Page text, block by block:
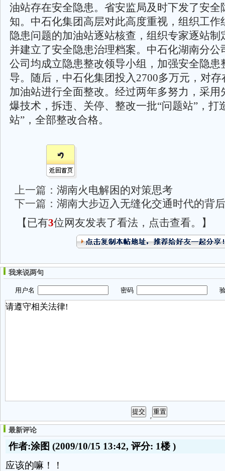
油站存在安全隐患。省安监局及时下发了安全
知。中石化集团高层对此高度重视，组织工作
隐患问题的加油站逐站核查，组织专家逐站制
并建立了安全隐患治理档案。中石化湖南分公
公司均成立隐患整改领导小组，加强安全隐患
导。随后，中石化集团投入2700多万元，对
加油站进行全面整改。经过两年多努力，采用
爆技术，拆违、关停、整改一批“问题站”，打
站”，全部整改合格。
上一篇： 湖南火电解困的对策思考
下一篇： 湖南大步迈入无缝化交通时代的背后
【已有3位网友发表了看法，点击查看。】
我来说两句
用户名 密码 验
最新评论
作者:涂图 (2009/10/15 13:42, 评分: 1楼)
应该的嘛！！